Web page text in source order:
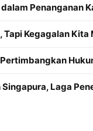
Penanganan
Tapi Kegagalan
Laga